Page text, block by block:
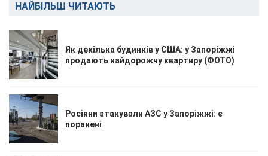
НАЙБІЛЬШ ЧИТАЮТЬ
Як декілька будинків у США: у Запоріжжі
продають найдорожчу квартиру (ФОТО)
Росіяни атакували АЗС у Запоріжжі: є
поранені